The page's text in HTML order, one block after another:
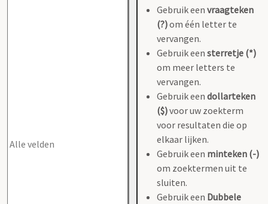
Gebruik een vraagteken
(?)om één letter te
vervangen.
Gebruik een sterretje (*)
om meer letters te
vervangen.
Gebruik een dollarteken
($)voor uw zoekterm
voor resultaten die op
elkaar lijken.
Gebruik een minteken (-)
om zoektermen uit te
sluiten.
Gebruik een Dubbele